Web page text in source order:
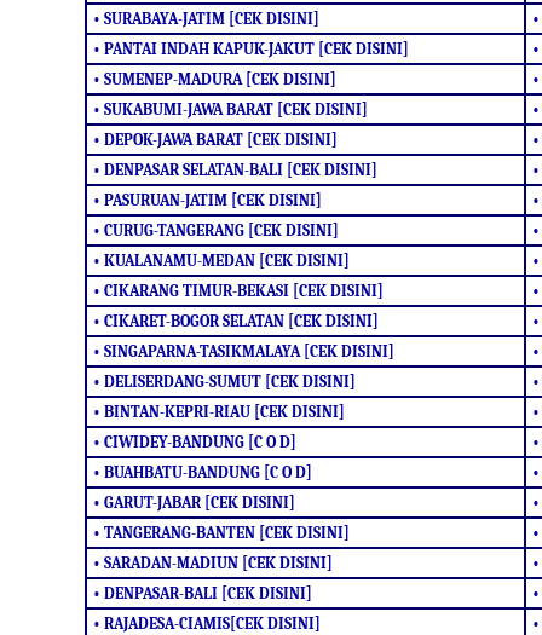
• SURABAYA-JATIM [CEK DISINI]
• PANTAI INDAH KAPUK-JAKUT [CEK DISINI]
• SUMENEP-MADURA [CEK DISINI]
• SUKABUMI-JAWA BARAT [CEK DISINI]
• DEPOK-JAWA BARAT [CEK DISINI]
• DENPASAR SELATAN-BALI [CEK DISINI]
• PASURUAN-JATIM [CEK DISINI]
• CURUG-TANGERANG [CEK DISINI]
• KUALANAMU-MEDAN [CEK DISINI]
• CIKARANG TIMUR-BEKASI [CEK DISINI]
• CIKARET-BOGOR SELATAN [CEK DISINI]
• SINGAPARNA-TASIKMALAYA [CEK DISINI]
• DELISERDANG-SUMUT [CEK DISINI]
• BINTAN-KEPRI-RIAU [CEK DISINI]
• CIWIDEY-BANDUNG [C O D]
• BUAHBATU-BANDUNG [C O D]
• GARUT-JABAR [CEK DISINI]
• TANGERANG-BANTEN [CEK DISINI]
• SARADAN-MADIUN [CEK DISINI]
• DENPASAR-BALI [CEK DISINI]
• RAJADESA-CIAMIS[CEK DISINI]